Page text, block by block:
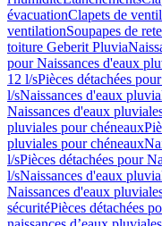
évacuationClapets de
ventilationSoupapes de
toiture Geberit Pluvia
pour Naissances d'eaux
12 l/sPièces détachées
l/sNaissances d'eaux
Naissances d'eaux
pluviales pour chéneaux
pluviales pour chéneaux
l/sPièces détachées pour
l/sNaissances d'eaux
Naissances d'eaux
sécuritéPièces détachées